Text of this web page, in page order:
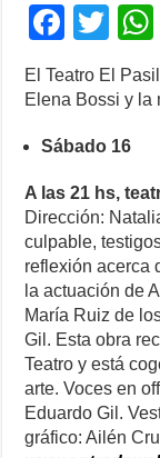
F
c
e
b
o
o
k
T
wi
tt
er
El Teatro El
Elena Bossi y la
Sábado 16
A las 21 hs,
Dirección:
culpable,
reflexión acerca
la actuación de
María Ruiz de
Gil. Esta obra
Teatro y está
arte. Voces en
Eduardo Gil.
gráfico: Ailén